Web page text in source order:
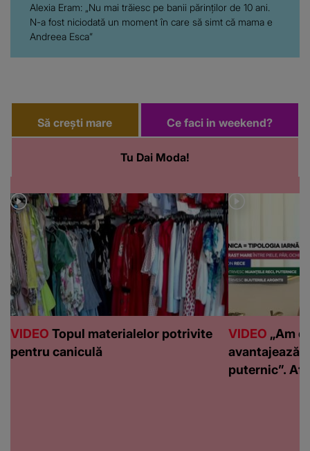
Alexia Eram: „Nu mai trăiesc pe banii părinților de 10 ani.
N-a fost niciodată un moment în care să simt că mama e
Andreea Esca”
Să crești mare
Tu Dai Moda!
Ce faci in weekend?
VIDEO Topul materialelor potrivite
pentru caniculă
VIDEO „Am
avantajează
puternic”.